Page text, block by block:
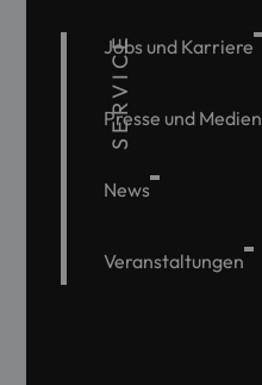
SERVICE
Jobs und Karriere
Presse und Medien
News
Veranstaltungen